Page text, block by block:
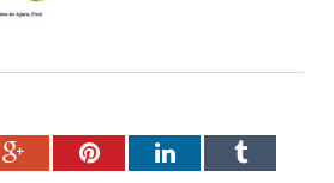
Google+PinterestLinkedInTumblr